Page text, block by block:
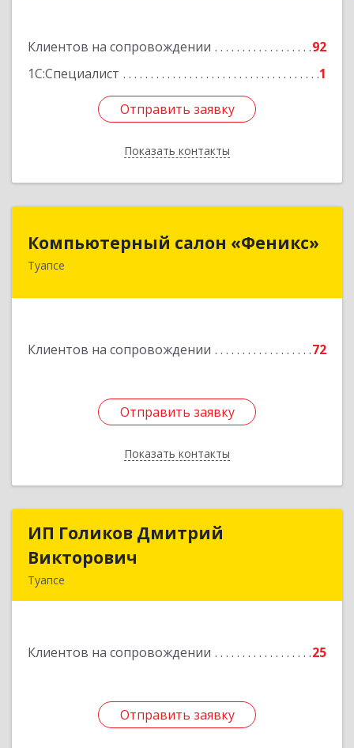
Клиентов на сопровождении
92
1С:Специалист
1
Отправить заявку
Показать контакты
Отправить заявку
Назад
Компьютерный салон «Феникс»
Туапсе
Клиентов на сопровождении 72
Отправить заявку
Показать контакты
Компьютерный салон «Феникс»
352800, Краснодарский край, Туапсинский р-н,
Отправить заявку
Назад
ИП Голиков Дмитрий
Викторович
Туапсе
Клиентов на сопровождении 25
Отправить заявку
ИП Голиков Дмитрий
Подробнее
Отправить заявку